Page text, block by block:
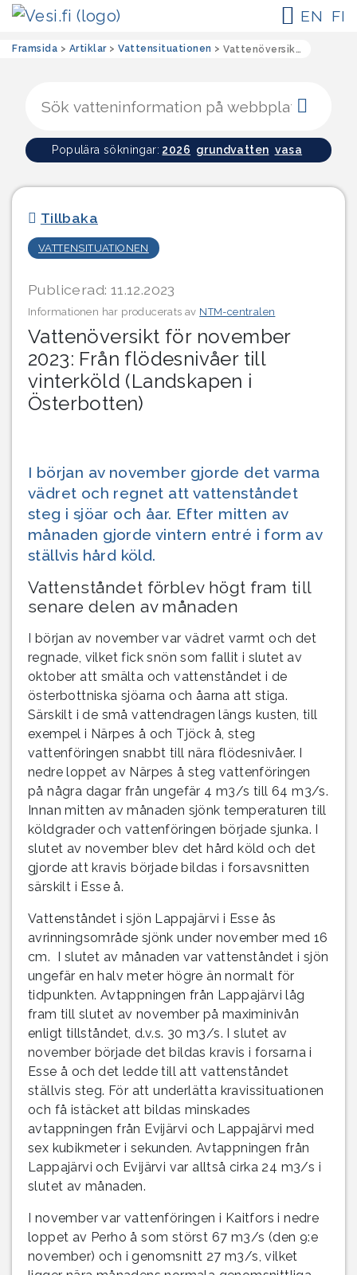
FI
EN
Framsida > Artiklar> Vattensituationen > Vattenöversikt för november 2023: Från flödesnivåer till vinterköld (Landskapen i Österbotten)
Populära sökningar: 2026 grundvatten vasa
Tillbaka
VATTENSITUATIONEN
Publicerad: 11.12.2023
Informationen har producerats av NTM-centralen
Vattenöversikt för november
2023: Från flödesnivåer till
vinterköld (Landskapen i
Österbotten)
I början av november gjorde det varma
vädret och regnet att vattenståndet
steg i sjöar och åar. Efter mitten av
månaden gjorde vintern entré i form av
ställvis hård köld.
Vattenståndet förblev högt fram till
senare delen av månaden
I början av november var vädret varmt och det
regnade, vilket fick snön som fallit i slutet av
oktober att smälta och vattenståndet i de
österbottniska sjöarna och åarna att stiga.
Särskilt i de små vattendragen längs kusten, till
exempel i Närpes å och Tjöck å, steg
vattenföringen snabbt till nära flödesnivåer. I
nedre loppet av Närpes å steg vattenföringen
på några dagar från ungefär 4 m3/s till 64 m3/s.
Innan mitten av månaden sjönk temperaturen till
köldgrader och vattenföringen började sjunka. I
slutet av november blev det hård köld och det
gjorde att kravis började bildas i forsavsnitten
särskilt i Esse å.
Vattenståndet i sjön Lappajärvi i Esse ås
avrinningsområde sjönk under november med 16
cm. I slutet av månaden var vattenståndet i sjön
ungefär en halv meter högre än normalt för
tidpunkten. Avtappningen från Lappajärvi låg
fram till slutet av november på maximinivån
enligt tillståndet, d.v.s. 30 m3/s. I slutet av
november började det bildas kravis i forsarna i
Esse å och det ledde till att vattenståndet
ställvis steg. För att underlätta kravissituationen
och få istäcket att bildas minskades
avtappningen från Evijärvi och Lappajärvi med
sex kubikmeter i sekunden. Avtappningen från
Lappajärvi och Evijärvi var alltså cirka 24 m3/s i
slutet av månaden.
I november var vattenföringen i Kaitfors i nedre
loppet av Perho å som störst 67 m3/s (den 9:e
november) och i genomsnitt 27 m3/s, vilket